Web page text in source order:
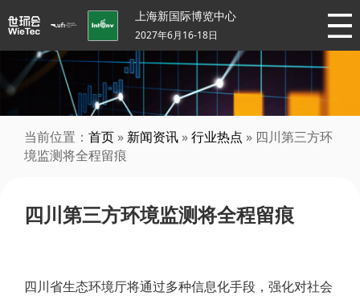
上海新国际博览中心
2027年6月16-18日
当前位置： 首页 » 新闻资讯 »行业热点 » 四川第三方环
境监测将全程留痕
四川第三方环境监测将全程留痕
四川省生态环境厅将通过多种信息化手段，强化对社会